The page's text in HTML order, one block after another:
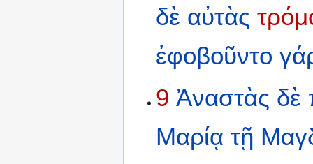
δὲ αὐτὰς
ἐφοβοῦντο
9 Ἀναστὰς δὲ
Μαρίᾳ τῇ